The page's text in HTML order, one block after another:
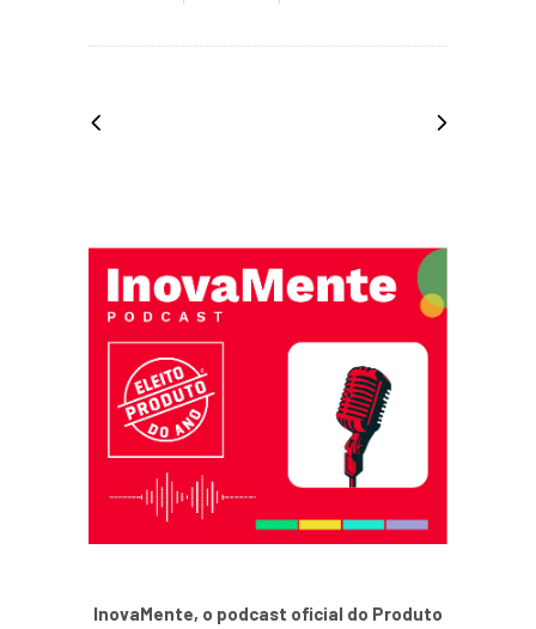
InovaMente, o podcast oficial do Produto